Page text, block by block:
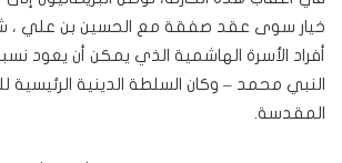
خيار سوى عقد صفقة مع الحسين بن علي ،
النبي محمد – وكان السلطة الدينية الرئيسية
المقدسة.